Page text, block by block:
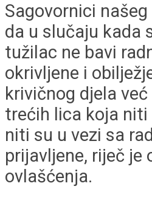
Sagovornici
da u slučaju kada
tužilac ne bavi
okrivljene i
krivičnog djela
trećih lica koja niti
niti su u vezi sa
prijavljene, riječ je
ovlašćenja.